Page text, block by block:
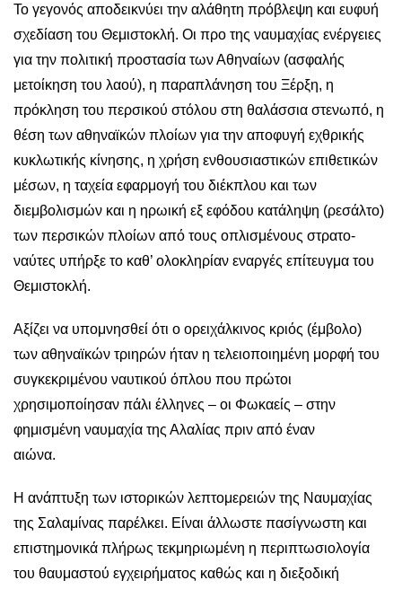
Το γεγονός αποδεικνύει την αλάθητη πρόβλεψη και ευφυή
σχεδίαση του Θεμιστοκλή. Οι προ της ναυμαχίας ενέργειες
για την πολιτική προστασία των Αθηναίων (ασφαλής
μετοίκηση του λαού), η παραπλάνηση του Ξέρξη, η
πρόκληση του περσικού στόλου στη θαλάσσια στενωπό, η
θέση των αθηναϊκών πλοίων για την αποφυγή εχθρικής
κυκλωτικής κίνησης, η χρήση ενθουσιαστικών επιθετικών
μέσων, η ταχεία εφαρμογή του διέκπλου και των
διεμβολισμών και η ηρωική εξ εφόδου κατάληψη (ρεσάλτο)
των περσικών πλοίων από τους οπλισμένους στρατο-
ναύτες υπήρξε το καθ’ ολοκληρίαν εναργές επίτευγμα του
Θεμιστοκλή.
Αξίζει να υπομνησθεί ότι ο ορειχάλκινος κριός (έμβολο)
των αθηναϊκών τριηρών ήταν η τελειοποιημένη μορφή του
συγκεκριμένου ναυτικού όπλου που πρώτοι
χρησιμοποίησαν πάλι έλληνες – οι Φωκαείς – στην
φημισμένη ναυμαχία της Αλαλίας πριν από έναν
αιώνα.
Η ανάπτυξη των ιστορικών λεπτομερειών της Ναυμαχίας
της Σαλαμίνας παρέλκει. Είναι άλλωστε πασίγνωστη και
επιστημονικά πλήρως τεκμηριωμένη η περιπτωσιολογία
του θαυμαστού εγχειρήματος καθώς και η διεξοδική